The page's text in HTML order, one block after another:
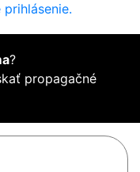
?
propagačné